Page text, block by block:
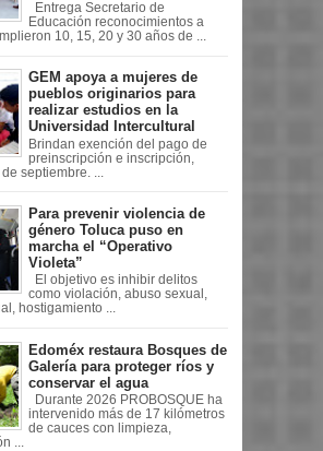
Entrega Secretario de
Educación reconocimientos a
10, 15, 20 y 30 años de ...
GEM apoya a mujeres de
pueblos originarios para
realizar estudios en la
Universidad Intercultural
Brindan exención del pago de
preinscripción e inscripción,
septiembre. ...
Para prevenir violencia de
género Toluca puso en
marcha el “Operativo
Violeta”
El objetivo es inhibir delitos
como violación, abuso sexual,
hostigamiento ...
Edoméx restaura Bosques de
Galería para proteger ríos y
conservar el agua
Durante 2026 PROBOSQUE ha
intervenido más de 17 kilómetros
de cauces con limpieza,
...